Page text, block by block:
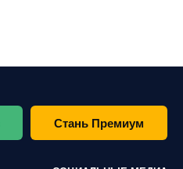
Стань Премиум